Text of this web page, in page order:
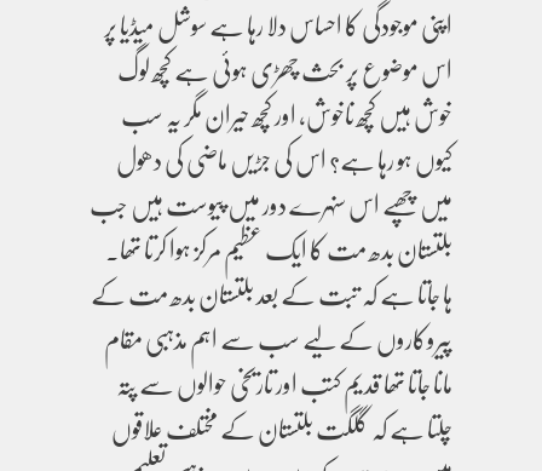
اپنی موجودگی کا احساس دلا رہا ہے سوشل میڈیا پر
اس موضوع پر بحث چھڑی ہوئی ہے کچھ لوگ
خوش ہیں کچھ ناخوش، اور کچھ حیران مگر یہ سب
کیوں ہو رہا ہے؟ اس کی جڑیں ماضی کی دھول
میں چھپے اس سنہرے دور میں پیوست ہیں جب
بلتستان بدھ مت کا ایک عظیم مرکز ہوا کرتا تھا۔
ہا جاتا ہے کہ تبت کے بعد بلتستان بدھ مت کے
پیروکاروں کے لیے سب سے اہم مذہبی مقام
مانا جاتا تھا قدیم کتب اور تاریخی حوالوں سے پتہ
چلتا ہے کہ گلگت بلتستان کے مختلف علاقوں